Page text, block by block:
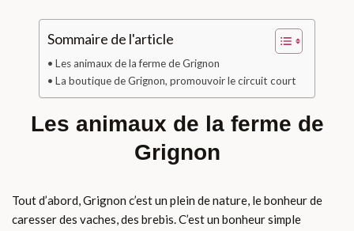
Sommaire de l'article
Les animaux de la ferme de Grignon
La boutique de Grignon, promouvoir le circuit court
Les animaux de la ferme de
Grignon
Tout d’abord, Grignon c’est un plein de nature, le bonheur de
caresser des vaches, des brebis. C’est un bonheur simple